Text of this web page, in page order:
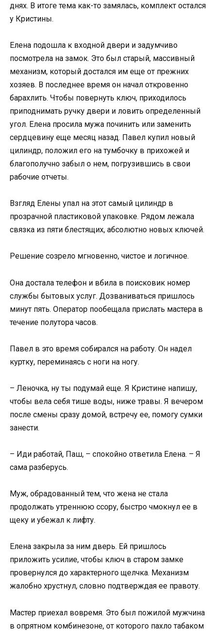
днях. В итоге тема как-то замялась, комплект остался
у Кристины.
Елена подошла к входной двери и задумчиво
посмотрела на замок. Это был старый, массивный
механизм, который достался им еще от прежних
хозяев. В последнее время он начал откровенно
барахлить. Чтобы повернуть ключ, приходилось
приподнимать ручку двери и ловить определенный
угол. Елена просила мужа починить или заменить
сердцевину еще месяц назад. Павел купил новый
цилиндр, положил его на тумбочку в прихожей и
благополучно забыл о нем, погрузившись в свои
рабочие отчеты.
Взгляд Елены упал на этот самый цилиндр в
прозрачной пластиковой упаковке. Рядом лежала
связка из пяти блестящих, абсолютно новых ключей.
Решение созрело мгновенно, чистое и логичное.
Она достала телефон и вбила в поисковик номер
службы бытовых услуг. Дозваниваться пришлось
минут пять. Оператор пообещала прислать мастера в
течение полутора часов.
Павел в это время собирался на работу. Он надел
куртку, переминаясь с ноги на ногу.
– Леночка, ну ты подумай еще. Я Кристине напишу,
чтобы вела себя тише воды, ниже травы. Я вечером
после смены сразу домой, встречу ее, помогу сумки
занести.
– Иди работай, Паш, – спокойно ответила Елена. – Я
сама разберусь.
Муж, обрадованный тем, что жена не стала
продолжать утреннюю ссору, быстро чмокнул ее в
щеку и убежал к лифту.
Елена закрыла за ним дверь. Ей пришлось
приложить усилие, чтобы ключ в старом замке
провернулся до характерного щелчка. Механизм
жалобно хрустнул, словно подтверждая ее правоту.
Мастер приехал вовремя. Это был пожилой мужчина
в опрятном комбинезоне, от которого пахло табаком